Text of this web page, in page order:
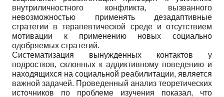
внутриличностного конфликта, вызванного
невозможностью применять дезадаптивные
стратегии в терапевтической среде и отсутствием
мотивации к применению новых социально
одобряемых стратегий.
Систематизация вынужденных контактов у
подростков, склонных к аддиктивному поведению и
находящихся на социальной реабилитации, является
важной задачей. Проведенный анализ теоретических
источников по проблеме изучения показал, что